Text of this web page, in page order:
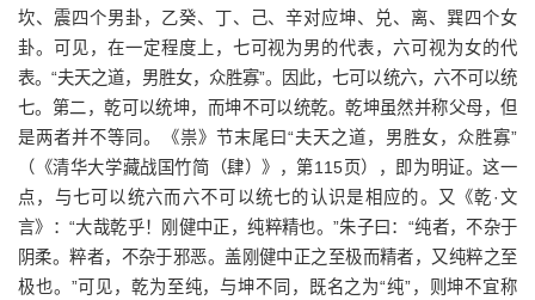
坎、震四个男卦，乙癸、丁、己、辛对应坤、兑、离、巽四个女
卦。可见，在一定程度上，七可视为男的代表，六可视为女的代
表。“夫天之道，男胜女，众胜寡”。因此，七可以统六，六不可以统
七。第二，乾可以统坤，而坤不可以统乾。乾坤虽然并称父母，但
是两者并不等同。《祟》节末尾曰“夫天之道，男胜女，众胜寡”
（《清华大学藏战国竹简（肆）》，第115页），即为明证。这一
点，与七可以统六而六不可以统七的认识是相应的。又《乾·文
言》：“大哉乾乎！刚健中正，纯粹精也。”朱子曰：“纯者，不杂于
阴柔。粹者，不杂于邪恶。盖刚健中正之至极而精者，又纯粹之至
极也。”可见，乾为至纯，与坤不同，既名之为“纯”，则坤不宜称